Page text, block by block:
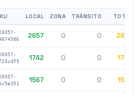
LOCAL ZONA TRÁNSITO TOTAL
2657 0 0 2657
1742 0 0 1742
1567 0 0 1567